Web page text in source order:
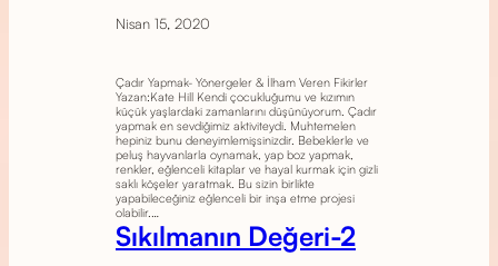
Nisan 15, 2020
Çadır Yapmak- Yönergeler & İlham Veren Fikirler
Yazan:Kate Hill Kendi çocukluğumu ve kızımın
küçük yaşlardaki zamanlarını düşünüyorum. Çadır
yapmak en sevdiğimiz aktiviteydi. Muhtemelen
hepiniz bunu deneyimlemişsinizdir. Bebeklerle ve
peluş hayvanlarla oynamak, yap boz yapmak,
renkler, eğlenceli kitaplar ve hayal kurmak için gizli
saklı köşeler yaratmak. Bu sizin birlikte
yapabileceğiniz eğlenceli bir inşa etme projesi
olabilir.…
Sıkılmanın Değeri-2